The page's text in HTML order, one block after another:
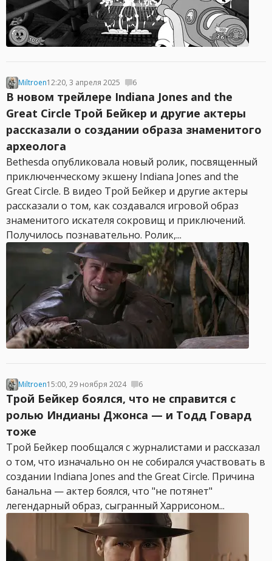
Miltroen12:20, 3 апреля 2025 6
В новом трейлере Indiana Jones and the
Great Circle Трой Бейкер и другие актеры
рассказали о создании образа знаменитого
археолога
Bethesda опубликовала новый ролик, посвященный
приключенческому экшену Indiana Jones and the
Great Circle. В видео Трой Бейкер и другие актеры
рассказали о том, как создавался игровой образ
знаменитого искателя сокровищ и приключений.
Получилось познавательно. Ролик,...
Miltroen15:00, 29 ноября 2024 6
Трой Бейкер боялся, что не справится с
ролью Индианы Джонса — и Тодд Говард
тоже
Трой Бейкер пообщался с журналистами и рассказал
о том, что изначально он не собирался участвовать в
создании Indiana Jones and the Great Circle. Причина
банальна — актер боялся, что "не потянет"
легендарный образ, сыгранный Харрисоном...